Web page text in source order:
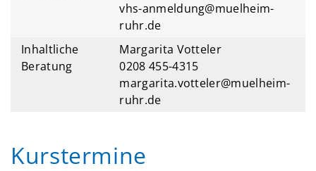
vhs-anmeldung@muelheim-
ruhr.de
Inhaltliche
Beratung
Margarita Votteler
0208 455-4315
margarita.votteler@muelheim-
ruhr.de
Kurstermine